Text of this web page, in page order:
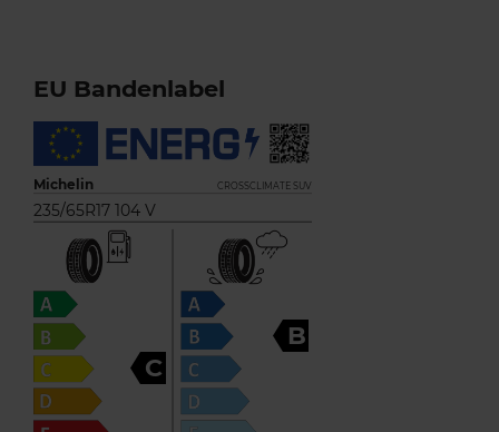
EU Bandenlabel
Michelin CROSSCLIMATE SUV
235/65R17 104 V
C
B